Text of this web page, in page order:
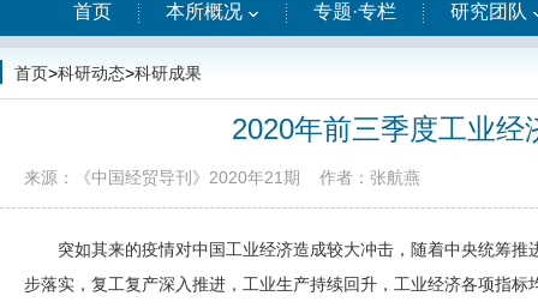
首页 本所概况 专题·专栏 研究团队
首页>科研动态>科研成果
2020年前三季度工业经
来源：《中国经贸导刊》2020年21期 作者：张航燕
突如其来的疫情对中国工业经济造成较大冲击，随着中央统筹
步落实，复工复产深入推进，工业生产持续回升，工业经济各项指标